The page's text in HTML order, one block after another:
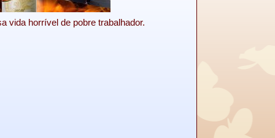
vida horrível de pobre trabalhador.